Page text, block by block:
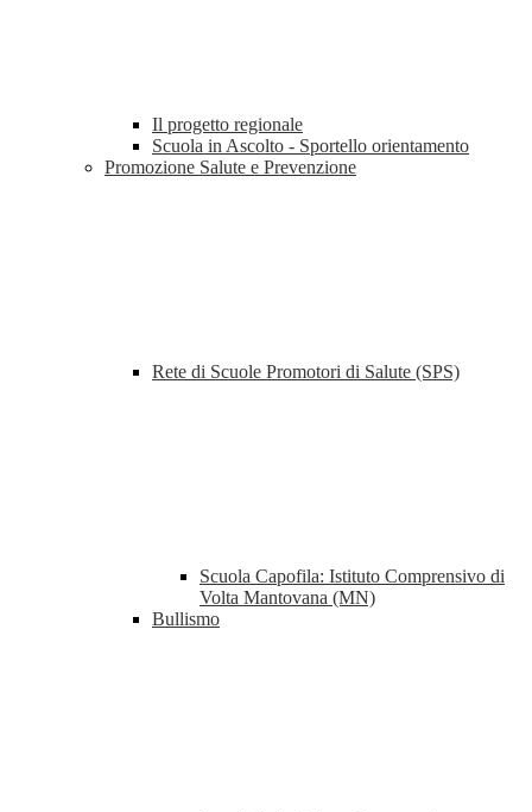
Il progetto regionale
Scuola in Ascolto - Sportello orientamento
Promozione Salute e Prevenzione
Rete di Scuole Promotori di Salute (SPS)
Scuola Capofila: Istituto Comprensivo di
Volta Mantovana (MN)
Bullismo